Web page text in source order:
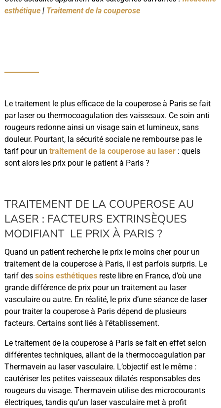
esthétique| Traitement de la couperose
Le traitement le plus efficace de la couperose à Paris se fait
par laser ou thermocoagulation des vaisseaux. Ce soin anti
rougeurs redonne ainsi un visage sain et lumineux, sans
douleur. Pourtant, la sécurité sociale ne rembourse pas le
tarif pour un traitement de la couperose au laser : quels
sont alors les prix pour le patient à Paris ?
TRAITEMENT DE LA COUPEROSE AU
LASER : FACTEURS EXTRINSÈQUES
MODIFIANT LE PRIX À PARIS ?
Quand un patient recherche le prix le moins cher pour un
traitement de la couperose à Paris, il est parfois surpris. Le
tarif des soins esthétiquesreste libre en France, d’où une
grande différence de prix pour un traitement au laser
vasculaire ou autre. En réalité, le prix d’une séance de laser
pour traiter la couperose à Paris dépend de plusieurs
facteurs. Certains sont liés à l’établissement.
Le traitement de la couperose à Paris se fait en effet selon
différentes techniques, allant de la thermocoagulation par
Thermavein au laser vasculaire. L’objectif est le même :
cautériser les petites vaisseaux dilatés responsables des
rougeurs du visage. Thermavein utilise des microcourants
électriques, tandis qu’un laser vasculaire met à profit